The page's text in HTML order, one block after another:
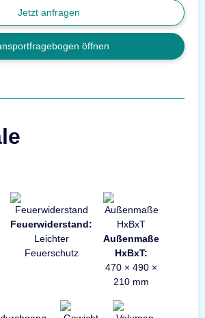
Jetzt anfragen
öffnen
Feuerwiderstand:
Leichter
Feuerschutz
Außenmaße
HxBxT:
470 × 490 ×
210 mm